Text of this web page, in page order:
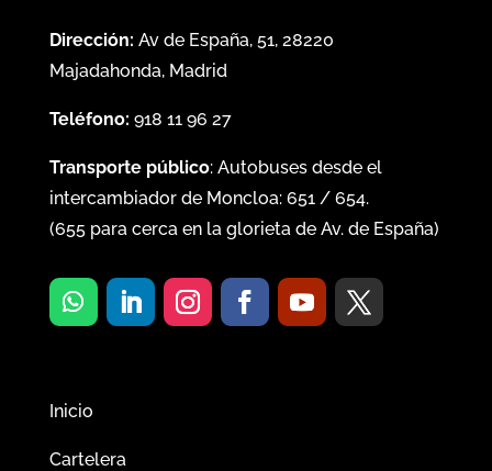
Dirección: Av de España, 51, 28220
Majadahonda, Madrid
Teléfono: 918 11 96 27
Transporte público: Autobuses desde el
intercambiador de Moncloa: 651/ 654.
(655para cerca en la glorieta de Av. de España)
Inicio
Cartelera